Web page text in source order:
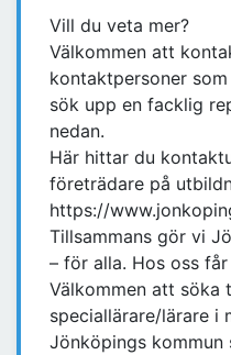
Vill du veta mer?
Välkommen att
kontaktpersoner
sök upp en facklig
nedan.
Här hittar du
företrädare på
https://
Tillsammans gör vi
– för alla. Hos oss
Välkommen att söka
speciallärare/lärare i
Jönköpings